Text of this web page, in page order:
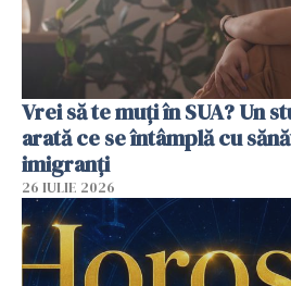
Vrei să te muți în SUA? Un
arată ce se întâmplă cu
imigranți
26 IULIE 2026